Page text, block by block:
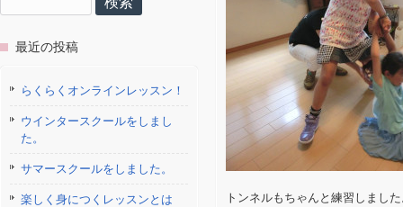
トンネルもちゃんと練習しまし
索:
最近の投稿
らくらくオンラインレッスン！
ウインタースクールをしまし
た。
サマースクールをしました。
楽しく身につくレッスンとは